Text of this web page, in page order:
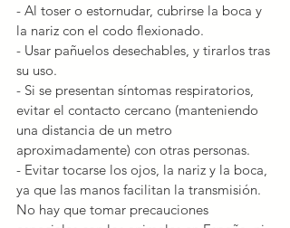
- Al toser o estornudar, cubrirse la boca y
la nariz con el codo flexionado.
- Usar pañuelos desechables, y tirarlos tras
su uso.
- Si se presentan síntomas respiratorios,
evitar el contacto cercano (manteniendo
una distancia de un metro
aproximadamente) con otras personas.
- Evitar tocarse los ojos, la nariz y la boca,
ya que las manos facilitan la transmisión.
No hay que tomar precauciones